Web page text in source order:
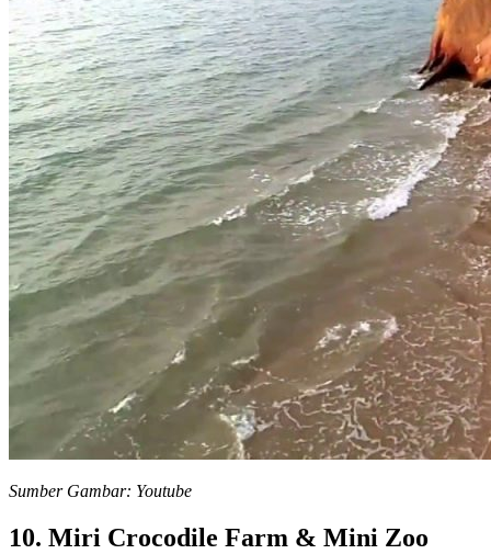
Sumber Gambar: Youtube
10. Miri Crocodile Farm & Mini Zoo